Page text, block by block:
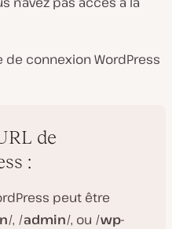
de connexion WordPress
de
:
peut être
/, /admin/, ou /wp-